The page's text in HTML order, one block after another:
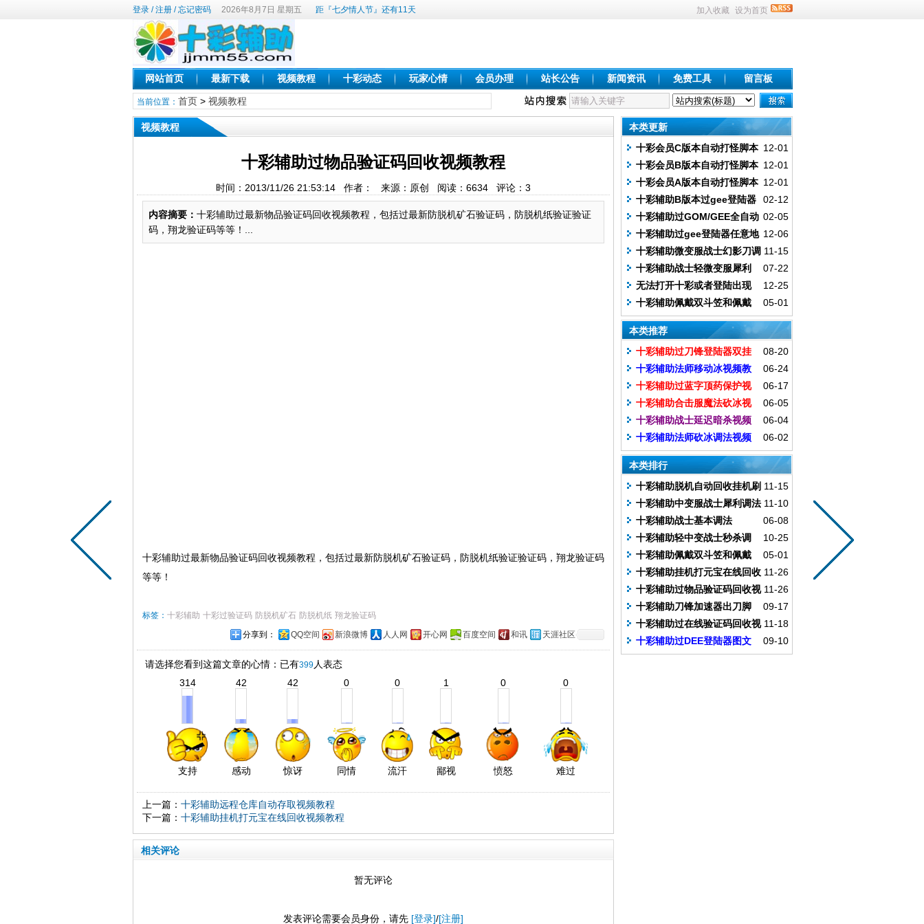
登录/注册/忘记密码 2026年8月7日 星期五 距『七夕情人节』还有11天 加入收藏 设为首页
网站首页 最新下载 视频教程 十彩动态 玩家心情 会员办理 站长公告 新闻资讯 免费工具 留言板
当前位置： 首页> 视频教程
视频教程
十彩辅助过物品验证码回收视频教程
时间：2013/11/26 21:53:14 作者： 来源：原创 阅读： 6634评论： 3
内容摘要： 十彩辅助过最新物品验证码回收视频教程，包括过最新防脱机矿石验证码，防脱机纸验证验证
码，翔龙验证码等等！...
十彩辅助过最新物品验证码回收视频教程，包括过最新防脱机矿石验证码，防脱机纸验证验证码，翔龙验证码
等等！
标签： 十彩辅助 十彩过验证码 防脱机矿石 防脱机纸 翔龙验证码
分享到：
QQ空间 新浪微博 人人网 开心网 百度空间 和讯 天涯社区
请选择您看到这篇文章的心情：已有399人表态
314
支持
42
感动
42
惊讶
0
同情
0
流汗
1
鄙视
0
愤怒
0
难过
上一篇： 十彩辅助远程仓库自动存取视频教程
下一篇： 十彩辅助挂机打元宝在线回收视频教程
相关评论
暂无评论
发表评论需要会员身份，请先 [登录]/[注册]
本类更新
12-01
十彩会员C版本自动打怪脚本
编写视频教程
12-01
十彩会员B版本自动打怪脚本
编写视频教程
12-01
十彩会员A版本自动打怪脚本
编写视频教程
02-12
十彩辅助B版本过gee登陆器
挂机刷元宝视频教程
02-05
十彩辅助过GOM/GEE全自动
进地图(死亡上线)+在线回收
12-06
十彩辅助过gee登陆器任意地
图在线回收视频教程
11-15
十彩辅助微变服战士幻影刀调
法图文教程
07-22
十彩辅助战士轻微变服犀利
调法图文教程
12-25
无法打开十彩或者登陆出现
超时情况解决办法视频教程
05-01
十彩辅助佩戴双斗笠和佩戴
双头盔使用教程
本类推荐
08-20
十彩辅助过刀锋登陆器双挂
加速效果视频教程
06-24
十彩辅助法师移动冰视频教
程
06-17
十彩辅助过蓝字顶药保护视
频教程
06-05
十彩辅助合击服魔法砍冰视
频教程
06-04
十彩辅助战士延迟暗杀视频
教程
06-02
十彩辅助法师砍冰调法视频
教程
本类排行
11-15
十彩辅助脱机自动回收挂机刷
元宝教学视频
11-10
十彩辅助中变服战士犀利调法
视频教程
06-08
十彩辅助战士基本调法
10-25
十彩辅助轻中变战士秒杀调
法视频教程
05-01
十彩辅助佩戴双斗笠和佩戴
双头盔使用教程
11-26
十彩辅助挂机打元宝在线回收
视频教程
11-26
十彩辅助过物品验证码回收视
频教程
09-17
十彩辅助刀锋加速器出刀脚
本开法使用教程
11-18
十彩辅助过在线验证码回收视
频教程
09-10
十彩辅助过DEE登陆器图文
教程